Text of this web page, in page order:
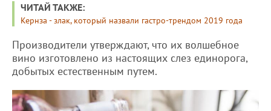
ЧИТАЙ ТАКЖЕ:
Кернза - злак, который назвали гастро-трендом 2019 года
Производители утверждают, что их волшебное
вино изготовлено из настоящих слез единорога,
добытых естественным путем.